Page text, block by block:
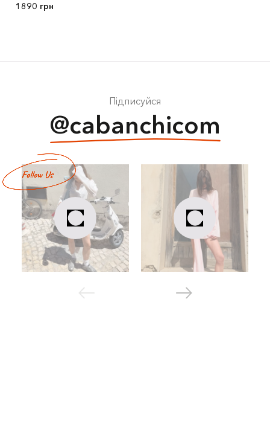
1890 грн
Підписуйся
@cabanchicom